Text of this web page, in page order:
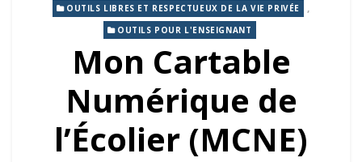
OUTILS LIBRES ET RESPECTUEUX DE LA VIE PRIVÉE ,
OUTILS POUR L'ENSEIGNANT
Mon Cartable
Numérique de
l’Écolier (MCNE)